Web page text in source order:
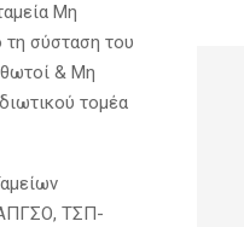
Μη
σύσταση του
& Μη
τομέα
ΤΣΠ-